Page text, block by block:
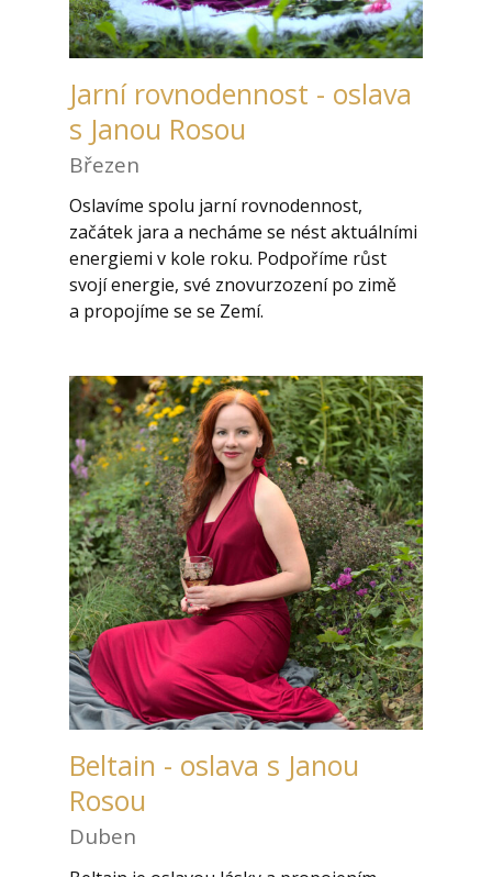
Jarní rovnodennost - oslava
s Janou Rosou
Březen
Oslavíme spolu jarní rovnodennost,
začátek jara a necháme se nést aktuálními
energiemi v kole roku. Podpoříme růst
svojí energie, své znovurzození po zimě
a propojíme se se Zemí.
Beltain - oslava s Janou
Rosou
Duben